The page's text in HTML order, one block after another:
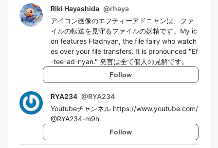
Riki Hayashida @rhaya
アイコン画像のエフティーアドニャンは、ファ
イルの転送を見守るファイルの妖精です。My ic
on features Ftadnyan, the file fairy who watch
es over your file transfers. It is pronounced "Ef
-tee-ad-nyan." 発言は全て個人の見解です。
Follow
RYA234 @RYA234
Youtubeチャンネル https://www.youtube.com/
@RYA234-m9h
Follow